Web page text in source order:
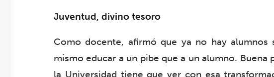
Juventud, divino tesoro
Como docente, afirmó que ya no hay alumnos
mismo educar a un pibe que a un alumno.
la Universidad tiene que ver con esa